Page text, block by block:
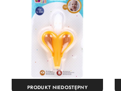
PRODUKT NIEDOSTĘPNY